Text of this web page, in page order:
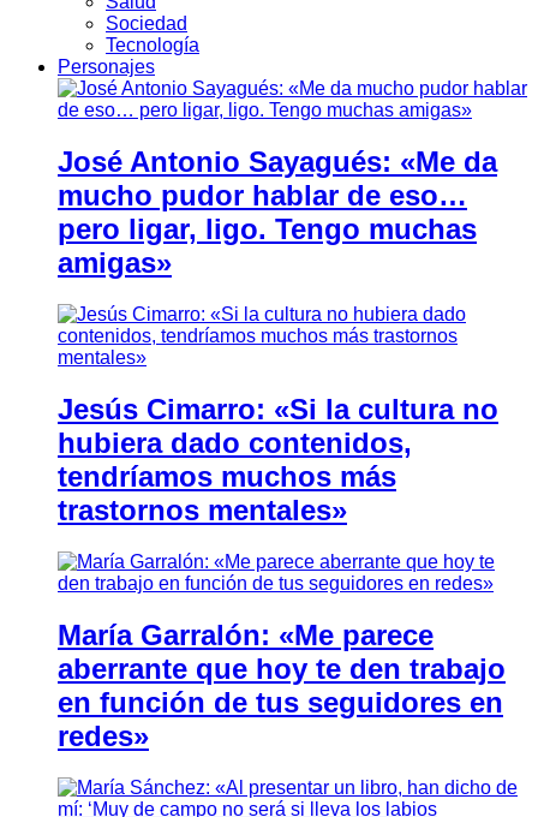
Sociedad
Tecnología
Personajes
José Antonio Sayagués: «Me da
mucho pudor hablar de eso…
pero ligar, ligo. Tengo muchas
amigas»
Jesús Cimarro: «Si la cultura no
hubiera dado contenidos,
tendríamos muchos más
trastornos mentales»
María Garralón: «Me parece
aberrante que hoy te den trabajo
en función de tus seguidores en
redes»